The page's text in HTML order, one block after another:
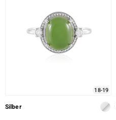
18-19
Silber